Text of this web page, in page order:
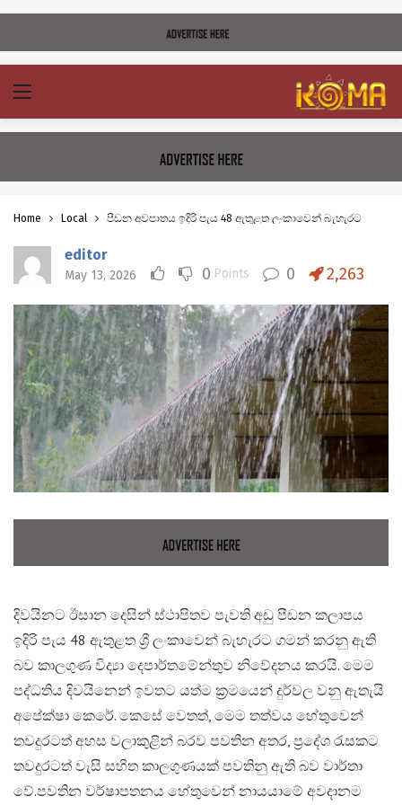
Home Local පීඩන අවපාතය ඉදිරි පැය 48 ඇතුළත ලංකාවෙන් බැහැරට
editor
May 13, 2026 0 Points 0 2,263
දිවයිනට ඊසාන දෙසින් ස්ථාපිතව පැවති අඩු පීඩන කලාපය
ඉදිරි පැය 48 ඇතුළත ශ්‍රී ලංකාවෙන් බැහැරට ගමන් කරනු ඇති
බව කාලගුණ විද්‍යා දෙපාර්තමේන්තුව නිවේදනය කරයි. මෙම
පද්ධතිය දිවයිනෙන් ඉවතට යත්ම ක්‍රමයෙන් දුර්වල වනු ඇතැයි
අපේක්ෂා කෙරේ. කෙසේ වෙතත්, මෙම තත්වය හේතුවෙන්
තවදුරටත් අහස වලාකුළින් බරව පවතින අතර, ප්‍රදේශ රැසකට
තවදුරටත් වැසි සහිත කාලගුණයක් පවතිනු ඇති බව වාර්තා
වේ.​පවතින වර්ෂාපතනය හේතුවෙන් නායයාමේ අවදානම